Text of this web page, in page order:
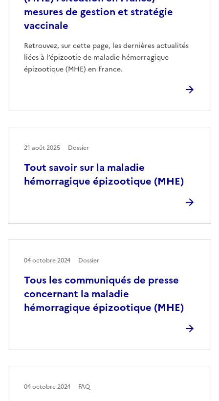
mesures de gestion et stratégie
vaccinale
Retrouvez, sur cette page, les dernières actualités
liées à l’épizootie de maladie hémorragique
épizootique (MHE) en France.
Tout savoir sur la maladie
hémorragique épizootique (MHE)
21 août 2025 Dossier
Tous les communiqués de presse
concernant la maladie
hémorragique épizootique (MHE)
04 octobre 2024 Dossier
04 octobre 2024 FAQ